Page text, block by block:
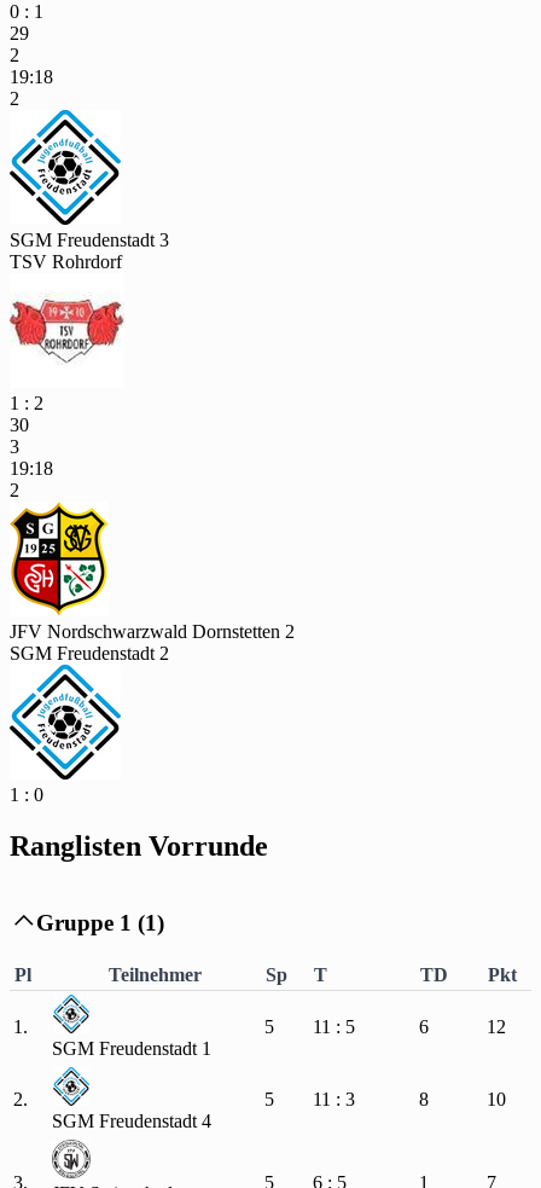
0 : 1
29
2
19:18
2
SGM Freudenstadt 3
TSV Rohrdorf
1 : 2
30
3
19:18
2
JFV Nordschwarzwald Dornstetten 2
SGM Freudenstadt 2
1 : 0
Ranglisten Vorrunde
 Gruppe 1 (1)
Pl Teilnehmer Sp T TD Pkt
1.
SGM Freudenstadt 1
5 11 : 5 6 12
2.
SGM Freudenstadt 4
5 11 : 3 8 10
3. 5 6 : 5 1 7